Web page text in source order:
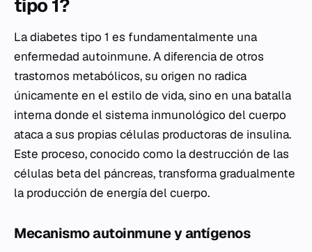
tipo 1?
La diabetes tipo 1 es fundamentalmente una
enfermedad autoinmune. A diferencia de otros
trastornos metabólicos, su origen no radica
únicamente en el estilo de vida, sino en una batalla
interna donde el sistema inmunológico del cuerpo
ataca a sus propias células productoras de insulina.
Este proceso, conocido como la destrucción de las
células beta del páncreas, transforma gradualmente
la producción de energía del cuerpo.
Mecanismo autoinmune y antígenos